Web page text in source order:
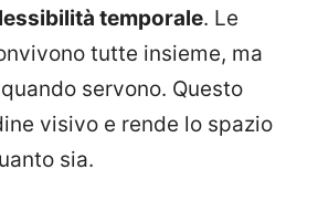
temporale. Le
tutte insieme, ma
servono. Questo
visivo e rende lo spazio
sia.